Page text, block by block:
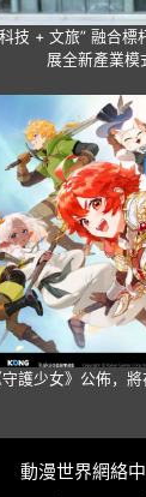
技 + 文旅” 融合
展全新產業模
護少女》公佈，
動漫世界網絡